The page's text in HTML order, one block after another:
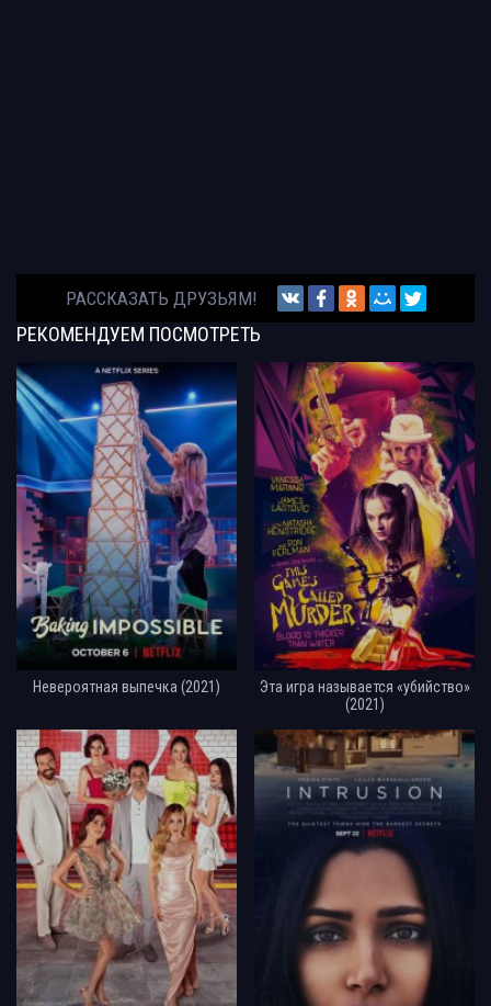
РАССКАЗАТЬ ДРУЗЬЯМ!
РЕКОМЕНДУЕМ ПОСМОТРЕТЬ
Невероятная выпечка (2021)
Эта игра называется «убийство»
(2021)